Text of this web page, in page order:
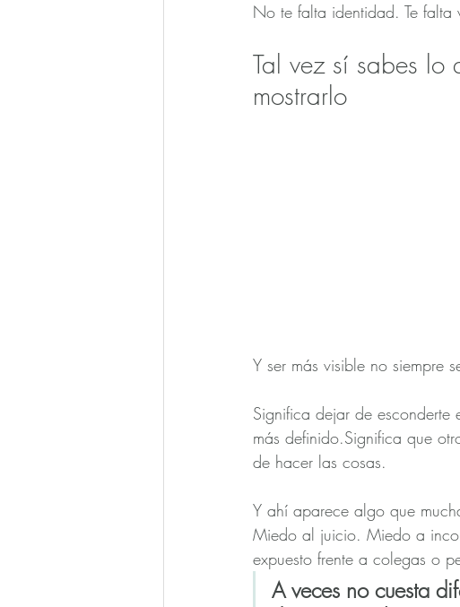
No te falta identidad. Te falta
Tal vez sí sabes
mostrarlo
Y ser más visible no siempre
Significa dejar de
más definido.Significa que
de hacer las cosas.
Y ahí aparece algo que
Miedo al juicio. Miedo a
expuesto frente a colegas o
A veces no cuesta